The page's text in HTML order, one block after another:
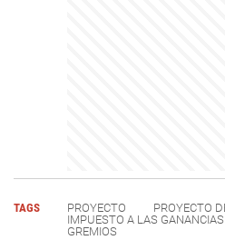
TAGS PROYECTO
PROYECTO
IMPUESTO A LAS GANANCIAS
GREMIOS